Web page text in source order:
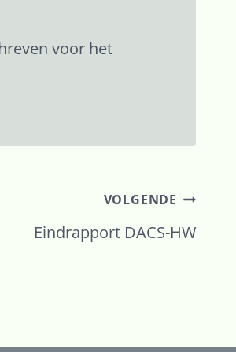
voor het
VOLGENDE
Eindrapport DACS-HW